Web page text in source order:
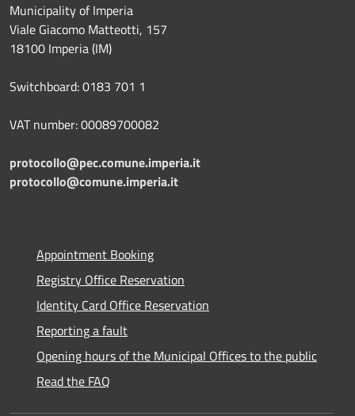
Municipality of Imperia
Viale Giacomo Matteotti, 157
18100 Imperia (IM)
Switchboard: 0183 701 1
VAT number: 00089700082
protocollo@pec.comune.imperia.it
protocollo@comune.imperia.it
Appointment Booking
Registry Office Reservation
Identity Card Office Reservation
Reporting a fault
Opening hours of the Municipal Offices to the public
Read the FAQ